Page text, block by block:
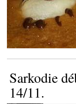
Sarkodie
14/11.